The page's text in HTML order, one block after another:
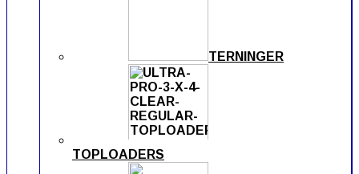
TERNINGER
TOPLOADERS